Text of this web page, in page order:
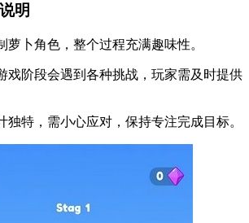
明
萝卜角色，整个过程充满趣味性。
戏阶段会遇到各种挑战，玩家需及时提供
独特，需小心应对，保持专注完成目标。